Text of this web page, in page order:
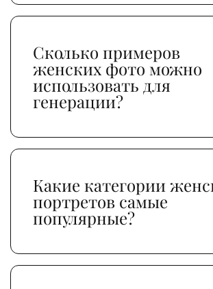
Сколько примеров
женских фото можно
использовать для
генерации?
Какие категории
портретов самые
популярные?